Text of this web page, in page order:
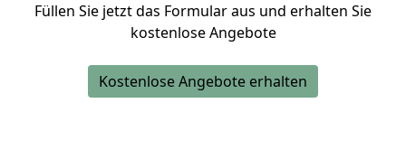
Füllen Sie jetzt das Formular aus und erhalten Sie
kostenlose Angebote
Kostenlose Angebote erhalten